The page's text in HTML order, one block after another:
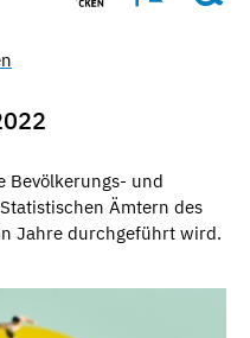
Bevölkerungs- und
Ämtern des
Jahre durchgeführt wird.